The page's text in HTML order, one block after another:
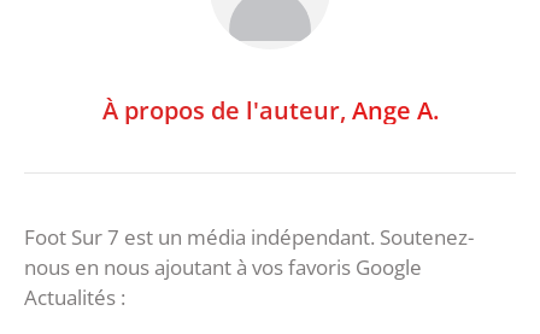
À propos de l'auteur, Ange A.
Foot Sur 7 est un média indépendant. Soutenez-
nous en nous ajoutant à vos favoris Google
Actualités :